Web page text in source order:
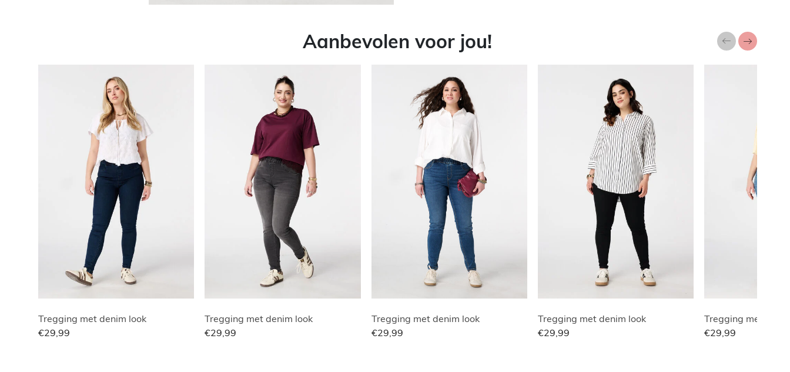
Aanbevolen voor jou!
Tregging met denim look
€29,99
Tregging met denim look
€29,99
Tregging met denim look
€29,99
Tregging met denim look
€29,99
Tregging met
€29,99